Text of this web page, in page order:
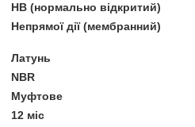
НВ (нормально відкритий)
Непрямої дії (мембранний)
Латунь
NBR
Муфтове
12 міс